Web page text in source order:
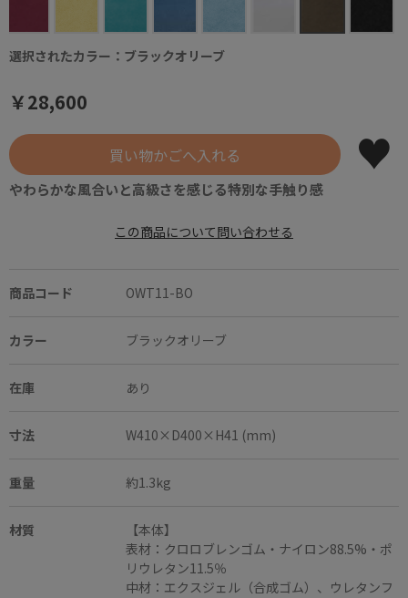
やわらかな風合いと高級さを感じる特別な手触り感
￥28,600
商品コード OWT11-BO
カラー ブラックオリーブ
在庫 あり
寸法 W410×D400×H41 (mm)
重量 約1.3kg
材質
【本体】
表材：クロロブレンゴム・ナイロン88.5%・ポ
リウレタン11.5％
中材：エクスジェル（合成ゴム）、ウレタンフ
選択されたカラー：ブラックオリーブ
この商品について問い合わせる